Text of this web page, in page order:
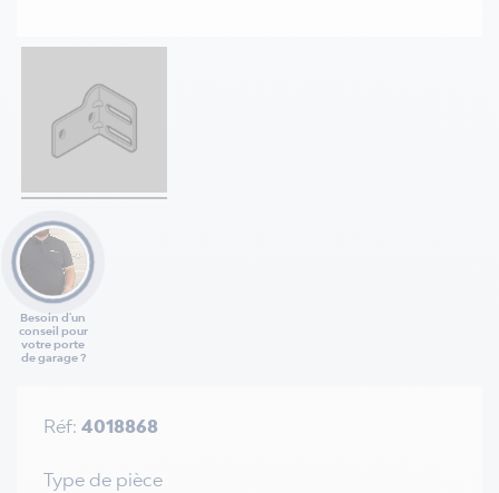
Besoin d'un
conseil pour
votre porte
de garage ?
Réf: 4018868
Type de pièce